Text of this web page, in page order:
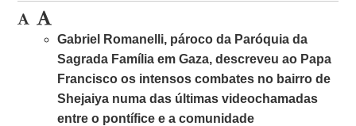
Gabriel Romanelli, pároco da Paróquia da
Sagrada Família em Gaza, descreveu ao Papa
Francisco os intensos combates no bairro de
Shejaiya numa das últimas videochamadas
entre o pontífice e a comunidade